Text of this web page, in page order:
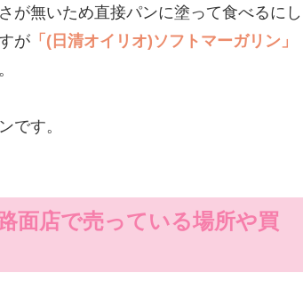
が無いため直接パンに塗って食べるにし
が 「(日清オイリオ)ソフトマーガリン」
です。
面店で売っている場所や買